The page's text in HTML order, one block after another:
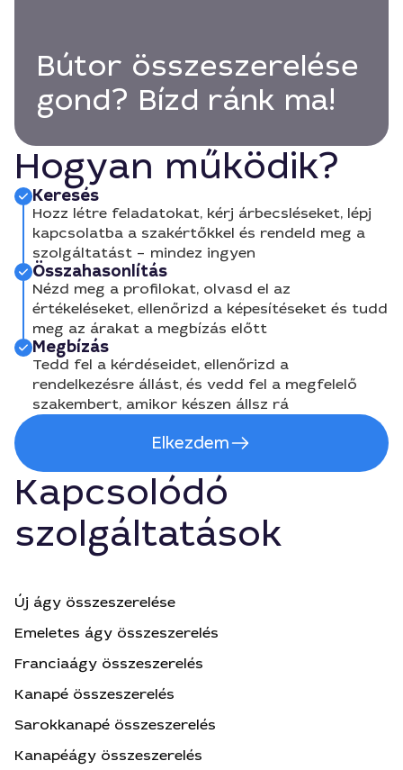
Bútor összeszerelése
gond? Bízd ránk ma!
Hogyan működik?
Keresés
Hozz létre feladatokat, kérj árbecsléseket, lépj
kapcsolatba a szakértőkkel és rendeld meg a
szolgáltatást – mindez ingyen
Összahasonlítás
Nézd meg a profilokat, olvasd el az
értékeléseket, ellenőrizd a képesítéseket és tudd
meg az árakat a megbízás előtt
Megbízás
Tedd fel a kérdéseidet, ellenőrizd a
rendelkezésre állást, és vedd fel a megfelelő
szakembert, amikor készen állsz rá
Elkezdem
Kapcsolódó
szolgáltatások
Új ágy összeszerelése
Emeletes ágy összeszerelés
Franciaágy összeszerelés
Kanapé összeszerelés
Sarokkanapé összeszerelés
Kanapéágy összeszerelés